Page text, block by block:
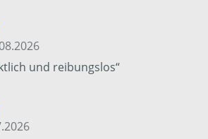
und reibungslos“